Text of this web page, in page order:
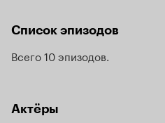
Список эпизодов
Всего 10 эпизодов
Актёры